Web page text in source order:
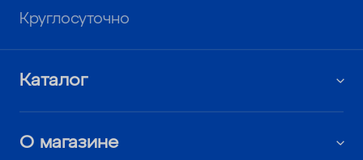
Круглосуточно
Каталог
О магазине